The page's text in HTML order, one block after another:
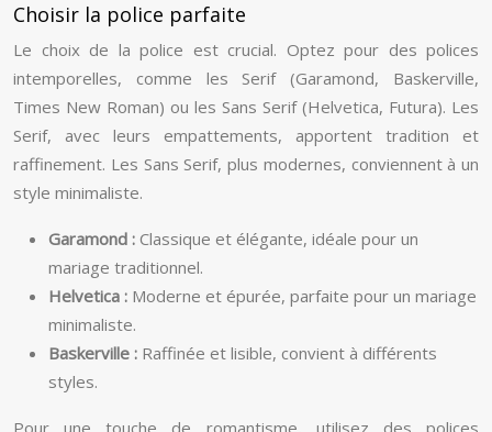
Choisir la police parfaite
Le choix de la police est crucial. Optez pour des polices
intemporelles, comme les Serif (Garamond, Baskerville,
Times New Roman) ou les Sans Serif (Helvetica, Futura). Les
Serif, avec leurs empattements, apportent tradition et
raffinement. Les Sans Serif, plus modernes, conviennent à un
style minimaliste.
Garamond : Classique et élégante, idéale pour un
mariage traditionnel.
Helvetica : Moderne et épurée, parfaite pour un mariage
minimaliste.
Baskerville : Raffinée et lisible, convient à différents
styles.
Pour une touche de romantisme, utilisez des polices